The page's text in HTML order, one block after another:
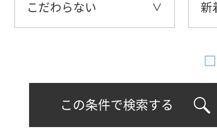
こだわらない 新
この条件で検索する